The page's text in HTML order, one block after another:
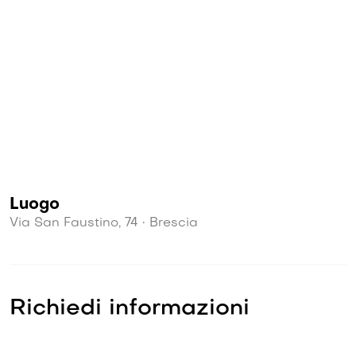
Luogo
Via San Faustino, 74 • Brescia
Richiedi informazioni